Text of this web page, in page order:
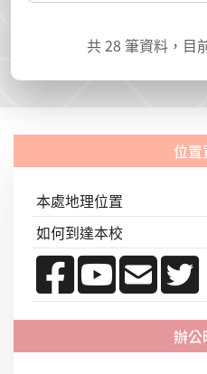
共28 筆資料，目
本處地理位置
如何到達本校